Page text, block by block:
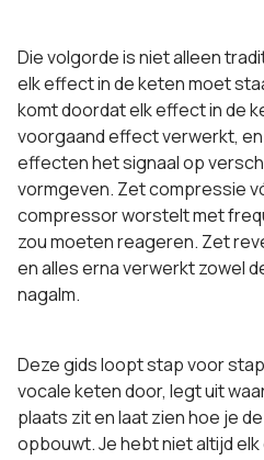
Die volgorde is niet alleen
elk effect in de keten moet
komt doordat elk effect in de
voorgaand effect verwerkt,
effecten het signaal op
vormgeven. Zet compressie
compressor worstelt met
zou moeten reageren. Zet
en alles erna verwerkt zowel
nagalm.
Deze gids loopt stap voor
vocale keten door, legt uit
plaats zit en laat zien hoe je
opbouwt. Je hebt niet altijd